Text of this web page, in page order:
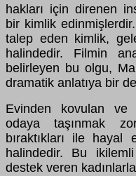
hakları için direnen
bir kimlik
talep eden kimlik,
halindedir. Filmin
belirleyen bu olgu,
dramatik anlatıya bir
Evinden kovulan ve
odaya taşınmak
bıraktıkları ile hayal
halindedir. Bu
destek veren